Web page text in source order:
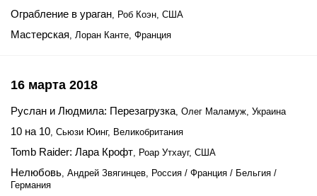
Ограбление в ураган, Роб Коэн, США
Мастерская, Лоран Канте, Франция
16 марта 2018
Руслан и Людмила: Перезагрузка, Олег Маламуж, Украина
10 на 10, Сьюзи Юинг, Великобритания
Tomb Raider: Лара Крофт, Роар Утхауг, США
Нелюбовь, Андрей Звягинцев, Россия / Франция / Бельгия /
Германия